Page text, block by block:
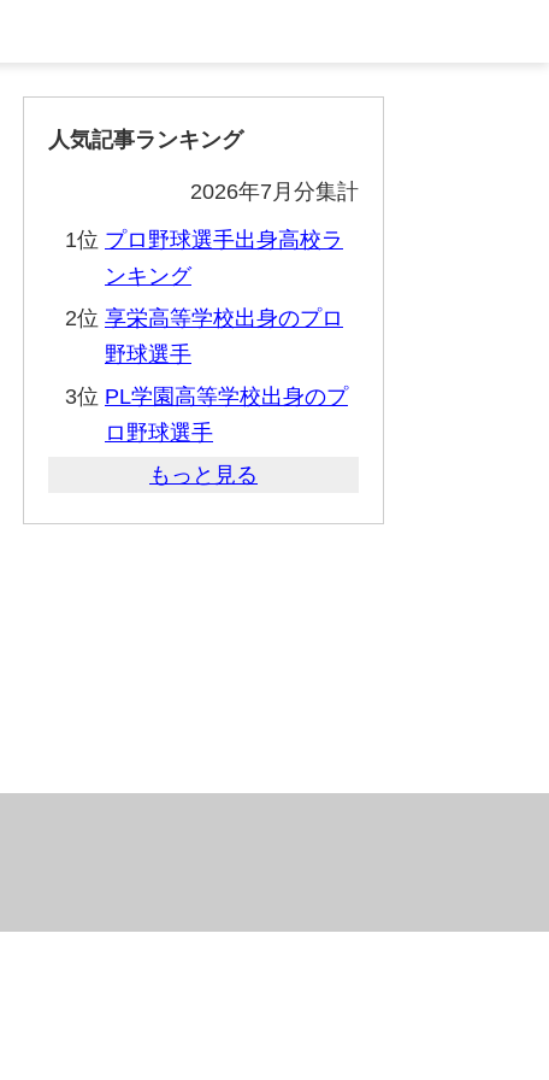
人気記事ランキング
2026年7月分集計
1位 プロ野球選手出身高校ラ
ンキング
2位 享栄高等学校出身のプロ
野球選手
3位 PL学園高等学校出身のプ
ロ野球選手
もっと見る